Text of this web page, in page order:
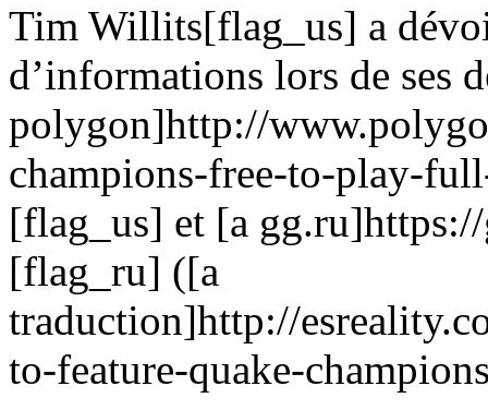
Tim Willits[flag_us] a
d’informations lors de ses
polygon]http://
champions-free-to-play-
[flag_us] et [a
[flag_ru] ([a
traduction]http://
to-feature-quake-